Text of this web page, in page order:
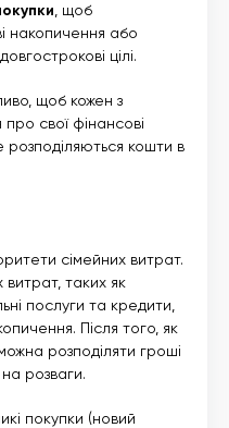
, щоб
накопичення або
цілі.
щоб кожен з
свої фінансові
розподіляються кошти в
сімейних витрат.
витрат, таких як
послуги та кредити,
Після того, як
розподіляти гроші
розваги.
покупки (новий